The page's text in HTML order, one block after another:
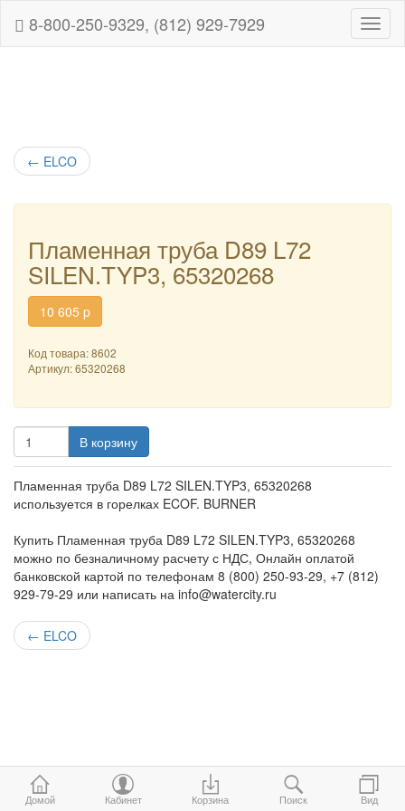
8-800-250-9329, (812) 929-7929
← ELCO
Пламенная труба D89 L72
SILEN.TYP3, 65320268
10 605 p
Код товара: 8602
Артикул:65320268
В корзину
Пламенная труба D89 L72 SILEN.TYP3, 65320268
используется в горелках ECOF. BURNER
Купить Пламенная труба D89 L72 SILEN.TYP3, 65320268
можно по безналичному расчету с НДС, Онлайн оплатой
банковской картой по телефонам 8 (800) 250-93-29, +7 (812)
929-79-29 или написать на info@watercity.ru
← ELCO
Домой Кабинет Корзина Поиск Вид